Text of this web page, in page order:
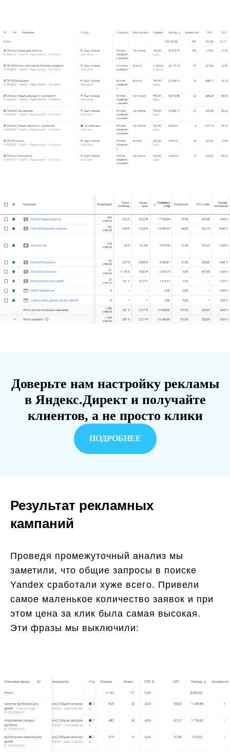
Доверьте нам настройку рекламы
в Яндекс.Директ и получайте
клиентов, а не просто клики
ПОДРОБНЕЕ
Результат рекламных
кампаний
Проведя промежуточный анализ мы
заметили, что общие запросы в поиске
Yandeх сработали хуже всего. Привели
самое маленькое количество заявок и при
этом цена за клик была самая высокая.
Эти фразы мы выключили: